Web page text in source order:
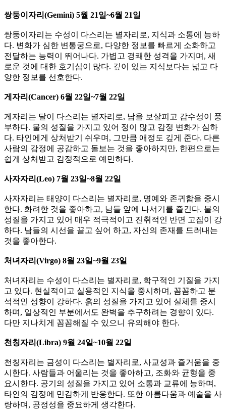
​쌍둥이자리(Gemini) 5월 21일~6월 21일
쌍둥이자리는 수성이 다스리는 별자리로, 지식과 소통에 능하
다. 변화가 심한 변통궁으로, 다양한 정보를 빠르게 소화하고
전달하는 능력이 뛰어나다. ​가볍고 경쾌한 성격을 가지며, 새
로운 것에 대한 호기심이 많다. ​깊이 있는 지식보다는 넓고 다
양한 정보를 선호한다.
​게자리(Cancer) 6월 22일~7월 22일
​게자리는 달이 다스리는 별자리로, 남을 보살피고 감수성이 풍
부하다. 물의 성질을 가지고 있어 정이 많고 감정 변화가 심하
다. ​타인에게 상처받기 쉬우며, 그만큼 애정도 깊게 준다. ​다른
사람의 감정에 공감하고 돌보는 것을 좋아하지만, 한편으로는
쉽게 상처받고 감정적으로 예민하다.
​​사자자리(Leo) 7월 23일~8월 22일
사자자리는 태양이 다스리는 별자리로, 명예와 존귀함을 중시
한다. 화려한 것을 좋아하고, 남들 앞에 나서기를 즐긴다. 불의
성질을 가지고 있어 매우 적극적이고 진취적인 반면 고집이 강
하다. 남들의 시선을 끌고 싶어 하고, 자신의 존재를 드러내는
것을 좋아한다.
​처녀자리(Virgo) 8월 23일~9월 23일
처녀자리는 수성이 다스리는 별자리로, 학구적인 기질을 가지
고 있다.​ 현실적이고 실용적인 지식을 중시하며, 꼼꼼하고 분
석적인 성향이 강하다. ​흙의 성질을 가지고 있어 실체를 중시
하며, 일상적인 부분에서도 완벽을 추구하려는 경향이 있다.
다만 지나치게 꼼꼼해질 수 있으니 유의해야 한다.
천칭자리(Libra) 9월 24일~10월 22일
천칭자리는 금성이 다스리는 별자리로, 사교성과 즐거움을 중
시한다. ​사람들과 어울리는 것을 좋아하고, 조화와 균형을 중
요시한다. 공기의 성질을 가지고 있어 소통과 교류에 능하며,
타인의 감정에 민감하게 반응한다. 또한 아름다움과 예술을 사
랑하며, 공정성을 중요하게 생각한다.